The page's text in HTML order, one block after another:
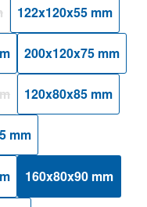
ist zurzeit nicht verfügbar.)
122x120x55 mm
200x120x75 mm
ist zurzeit nicht
120x80x85 mm
mm
160x80x90 mm